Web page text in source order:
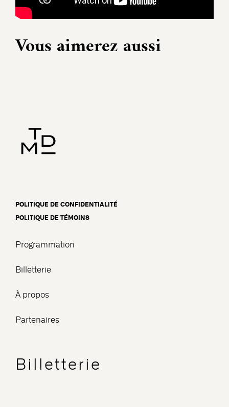
Vous aimerez aussi
Programmation
Billetterie
À propos
Partenaires
Billetterie
POLITIQUE DE CONFIDENTIALITÉ
POLITIQUE DE TÉMOINS